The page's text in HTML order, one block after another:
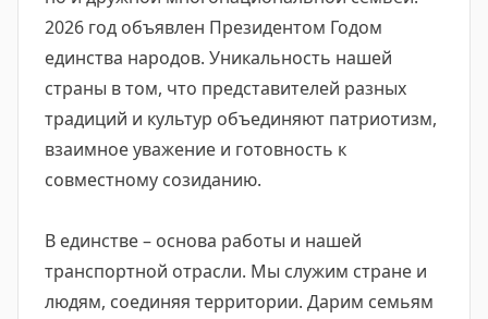
2026 год объявлен Президентом Годом
единства народов. Уникальность нашей
страны в том, что представителей разных
традиций и культур объединяют патриотизм,
взаимное уважение и готовность к
совместному созиданию.
В единстве – основа работы и нашей
транспортной отрасли. Мы служим стране и
людям, соединяя территории. Дарим семьям